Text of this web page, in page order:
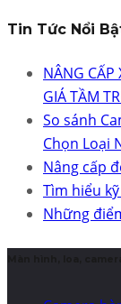
Tin Tức Nổi
NÂNG CẤP
GIÁ TẦM
So sánh
Chọn Loại
Nâng cấp
Tìm hiểu
Những